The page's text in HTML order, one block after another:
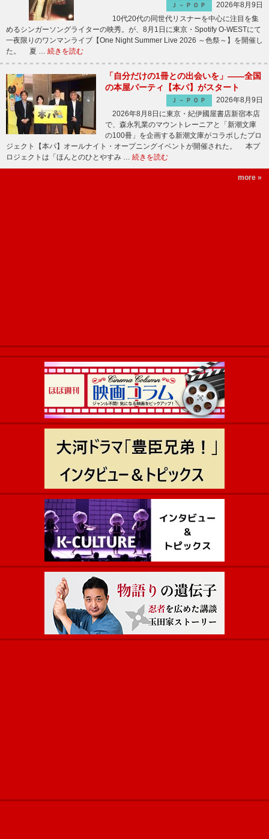
Ｊ－ＰＯＰ
2026年8月9日
10代20代の同世代リスナーを中心に注目を集
めるシンガーソングライターの映秀。が、8月1日に東京・Spotify O-WESTにて
一夜限りのワンマンライブ【One Night Summer Live 2026 ～色祭～】を開催し
た。 夏 … 続きを読む
「自分だけの1冊との出会いを」――全国
の本屋パーティ【本パ】がスタート
Ｊ－ＰＯＰ
2026年8月9日
2026年8月8日に東京・紀伊國屋書店新宿本店
で、森永乳業のマウントレーニアと「新潮文庫
の100冊」を企画する新潮文庫がコラボしたプロ
ジェクト【本パ】オールナイト・オープニングイベントが開催された。 本プ
ロジェクトは「ほんとのひとやすみ … 続きを読む
more »